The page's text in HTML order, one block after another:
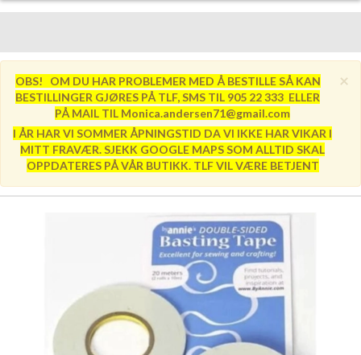
×
OBS! OM DU HAR PROBLEMER MED Å BESTILLE SÅ KAN
BESTILLINGER GJØRES PÅ TLF, SMS TIL 905 22 333 ELLER
PÅ MAIL TIL Monica.andersen71@gmail.com
I ÅR HAR VI SOMMER ÅPNINGSTID DA VI IKKE HAR VIKAR I
MITT FRAVÆR. SJEKK GOOGLE MAPS SOM ALLTID SKAL
OPPDATERES PÅ VÅR BUTIKK. TLF VIL VÆRE BETJENT